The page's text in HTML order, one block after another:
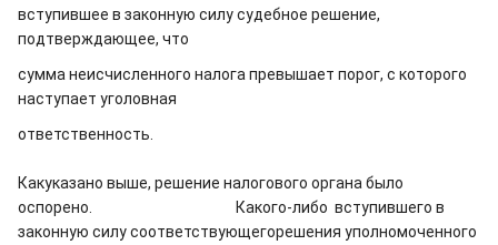
вступившее в законную силу судебное решение,
подтверждающее, что
сумма неисчисленного налога превышает порог, с которого
наступает уголовная
ответственность.
Какуказано выше, решение налогового органа было
оспорено. Какого-либо вступившего в
законную силу соответствующегорешения уполномоченного